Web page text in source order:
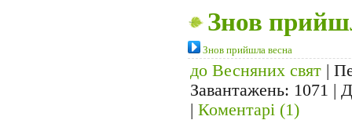
Знов
Знов прийшла весна
до Весняних свят |
Завантажень: 1071 |
| Коментарі (1)